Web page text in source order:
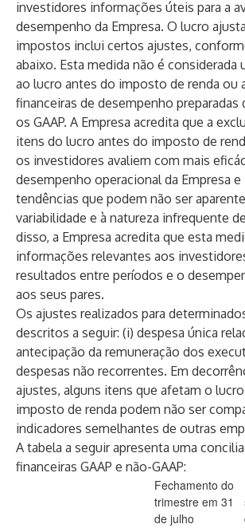
investidores informações úteis para a
desempenho da Empresa. O lucro
impostos inclui certos ajustes,
abaixo. Esta medida não é considerada
ao lucro antes do imposto de renda ou
financeiras de desempenho preparadas
os GAAP. A Empresa acredita que a
itens do lucro antes do imposto de
os investidores avaliem com mais
desempenho operacional da Empresa
tendências que podem não ser
variabilidade e à natureza infrequente
disso, a Empresa acredita que esta
informações relevantes aos
resultados entre períodos e o
aos seus pares.
Os ajustes realizados para
descritos a seguir: (i) despesa única
antecipação da remuneração dos
despesas não recorrentes. Em
ajustes, alguns itens que afetam o
imposto de renda podem não ser
indicadores semelhantes de outras
A tabela a seguir apresenta uma
financeiras GAAP e não-GAAP:
Fechamento do
trimestre em 31
de julho